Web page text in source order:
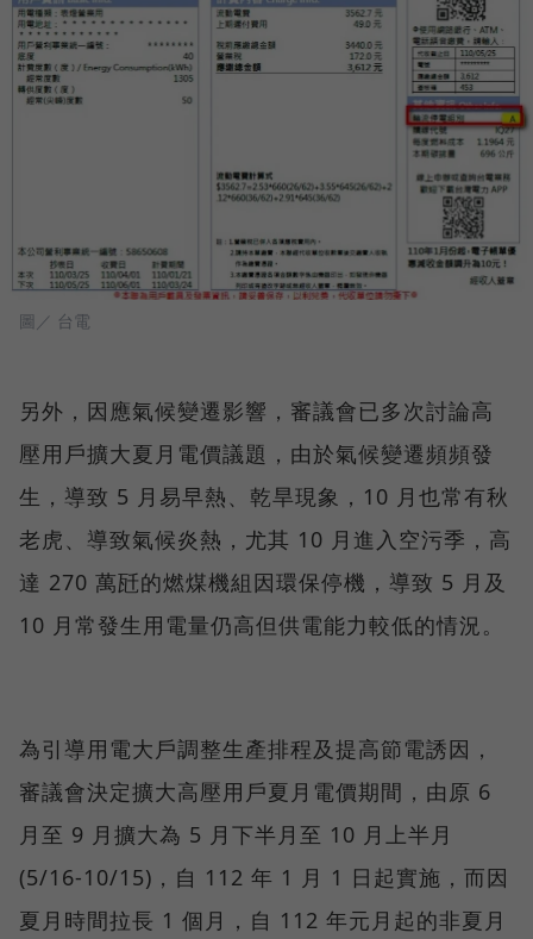
圖／ 台電
另外，因應氣候變遷影響，審議會已多次討論高
壓用戶擴大夏月電價議題，由於氣候變遷頻頻發
生，導致 5 月易早熱、乾旱現象，10 月也常有秋
老虎、導致氣候炎熱，尤其 10 月進入空污季，高
達 270 萬瓩的燃煤機組因環保停機，導致 5 月及
10 月常發生用電量仍高但供電能力較低的情況。
為引導用電大戶調整生產排程及提高節電誘因，
審議會決定擴大高壓用戶夏月電價期間，由原 6
月至 9 月擴大為 5 月下半月至 10 月上半月
(5/16-10/15)，自 112 年 1 月 1 日起實施，而因
夏月時間拉長 1 個月，自 112 年元月起的非夏月